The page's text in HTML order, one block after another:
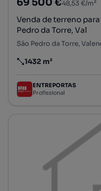
69 500 €48,53 €/m²
Venda de terreno
Pedro da Torre, Val
São Pedro da Torre,
Preço por metro
1432 m²
ENTREPORTAS
Profissional